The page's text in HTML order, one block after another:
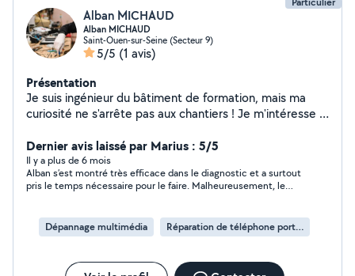
Alban MICHAUD
Alban MICHAUD
Saint-Ouen-sur-Seine (Secteur 9)
5/5 (1 avis)
Présentation
Je suis ingénieur du bâtiment de formation, mais ma
curiosité ne s'arrête pas aux chantiers ! Je m'intéresse à
réparation informatique et mobile, l'électronique, les
systèmes, le bricolage et bien plus encore, je mets mes
compétences au service de ceux qui ont besoin d'un
coup de main fiable et sérieux.
Dernier avis laissé par Marius : 5/5
Il y a plus de 6 mois
Alban s’est montré très efficace dans le diagnostic et a surtout
pris le temps nécessaire pour le faire. Malheureusement, le
nouveau besoin d’une réparation je n’hésiterai pas à le
contacter.
Dépannage multimédia Réparation de téléphone portable